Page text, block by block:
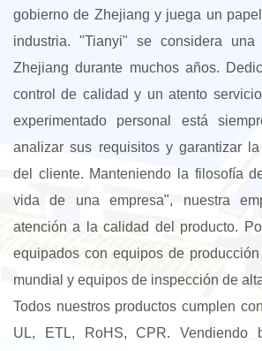
gobierno de Zhejiang y juega un
industria. "Tianyi" se considera
Zhejiang durante muchos años.
control de calidad y un atento
experimentado personal está
analizar sus requisitos y garantizar
del cliente. Manteniendo la filosofía
vida de una empresa", nuestra
atención a la calidad del producto.
equipados con equipos de
mundial y equipos de inspección de
Todos nuestros productos cumplen
UL, ETL, RoHS, CPR. Vendiendo